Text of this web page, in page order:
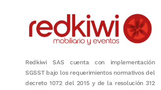
Redkiwi SAS cuenta con implementación
SGSST bajo los requerimientos normativos del
decreto 1072 del 2015 y de la resolución 312